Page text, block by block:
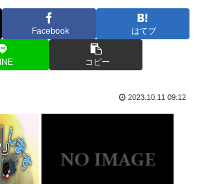
敏充外相 熊本の被災地が過酷生活のな
を落としたのか
172あるwww
んに「いいべ」と思われていた
がガチで理解できないんだが…
「紫雲院芳心唱永日宏居士」になる
Facebook はてブ
コピー
2023.10.11 09:12